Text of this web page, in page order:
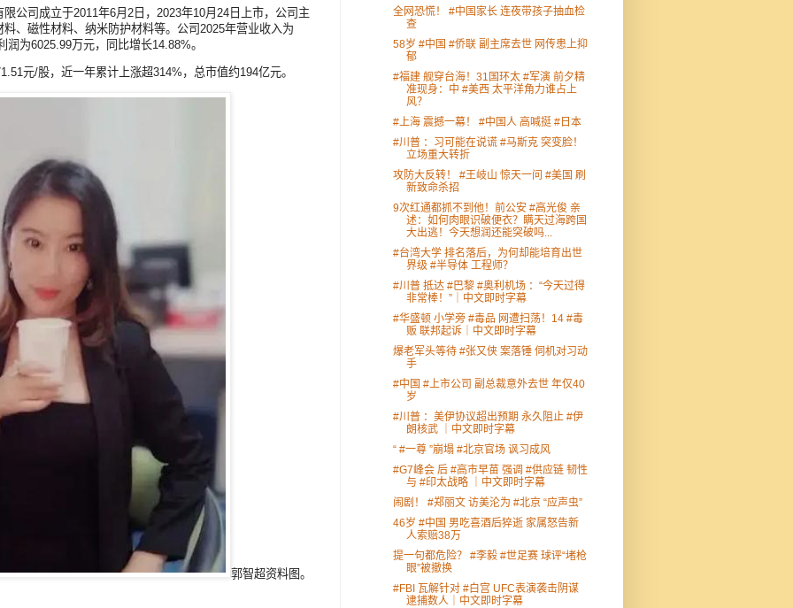
公司成立于2011年6月2日，2023年10月24日上市，公司主
、磁性材料、纳米防护材料等。公司2025年营业收入为
为6025.99万元，同比增长14.88%。
元/股，近一年累计上涨超314%，总市值约194亿元。
郭智超资料图。
全网恐慌！ #中国家长 连夜带孩子抽血检
查
58岁 #中国 #侨联 副主席去世 网传患上抑
郁
#福建 舰穿台海！31国环太 #军演 前夕精
准现身：中 #美西 太平洋角力谁占上
风？
#上海 震撼一幕！ #中国人 高喊挺 #日本
#川普 ：习可能在说谎 #马斯克 突变脸！
立场重大转折
攻防大反转！ #王岐山 惊天一问 #美国 刷
新致命杀招
9次红通都抓不到他！前公安 #高光俊 亲
述：如何肉眼识破便衣？瞒天过海跨国
大出逃！今天想润还能突破吗...
#台湾大学 排名落后，为何却能培育出世
界级 #半导体 工程师？
#川普 抵达 #巴黎 #奥利机场 ：“今天过得
非常棒！”｜中文即时字幕
#华盛顿 小学旁 #毒品 网遭扫荡！14 #毒
贩 联邦起诉｜中文即时字幕
爆老军头等待 #张又侠 案落锤 伺机对习动
手
#中国 #上市公司 副总裁意外去世 年仅40
岁
#川普 ：美伊协议超出预期 永久阻止 #伊
朗核武 ｜中文即时字幕
“ #一尊 ”崩塌 #北京官场 讽习成风
#G7峰会 后 #高市早苗 强调 #供应链 韧性
与 #印太战略 ｜中文即时字幕
闹剧！ #郑丽文 访美沦为 #北京 “应声虫”
46岁 #中国 男吃喜酒后猝逝 家属怒告新
人索赔38万
提一句都危险？ #李毅 #世足赛 球评“堵枪
眼”被撤换
#FBI 瓦解针对 #白宫 UFC表演袭击阴谋
逮捕数人｜中文即时字幕